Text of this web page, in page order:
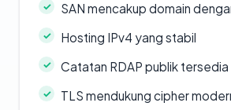
SAN mencakup domain
Hosting IPv4 yang stabil
Catatan RDAP publik tersedia
TLS mendukung cipher